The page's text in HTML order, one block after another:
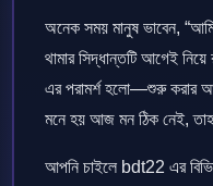
অনেক সময় মানুষ ভাবেন,
থামার সিদ্ধান্তটি আগেই
এর পরামর্শ হলো—শুরু করার
মনে হয় আজ মন ঠিক নেই,
আপনি চাইলে bdt22 এর